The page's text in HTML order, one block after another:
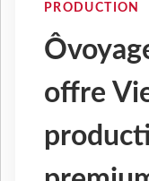
PRODUCTION
offre